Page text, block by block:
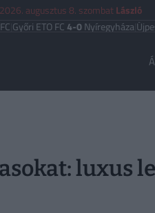
2026. augusztus 8. szombatLászló
FC 4-0Nyíregyháza|Újpest FC
luxus